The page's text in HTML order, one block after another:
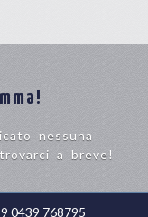
nessuna
a breve!
0439 768795